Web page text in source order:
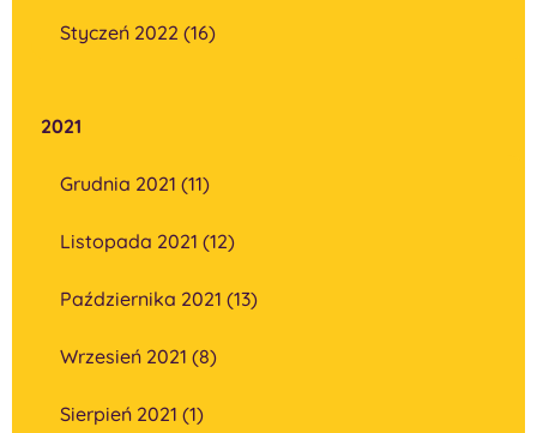
Styczeń 2022 (16)
2021
Grudnia 2021 (11)
Listopada 2021 (12)
Października 2021 (13)
Wrzesień 2021 (8)
Sierpień 2021 (1)